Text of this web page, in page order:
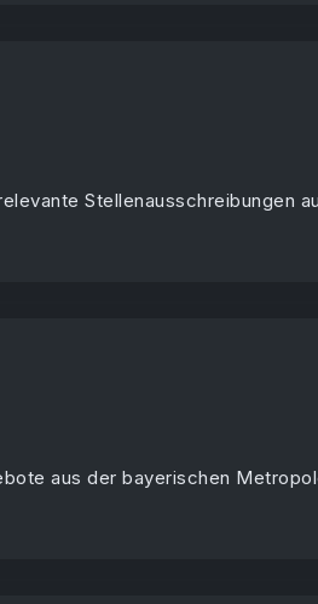
Stellenausschreibungen
aus der bayerischen